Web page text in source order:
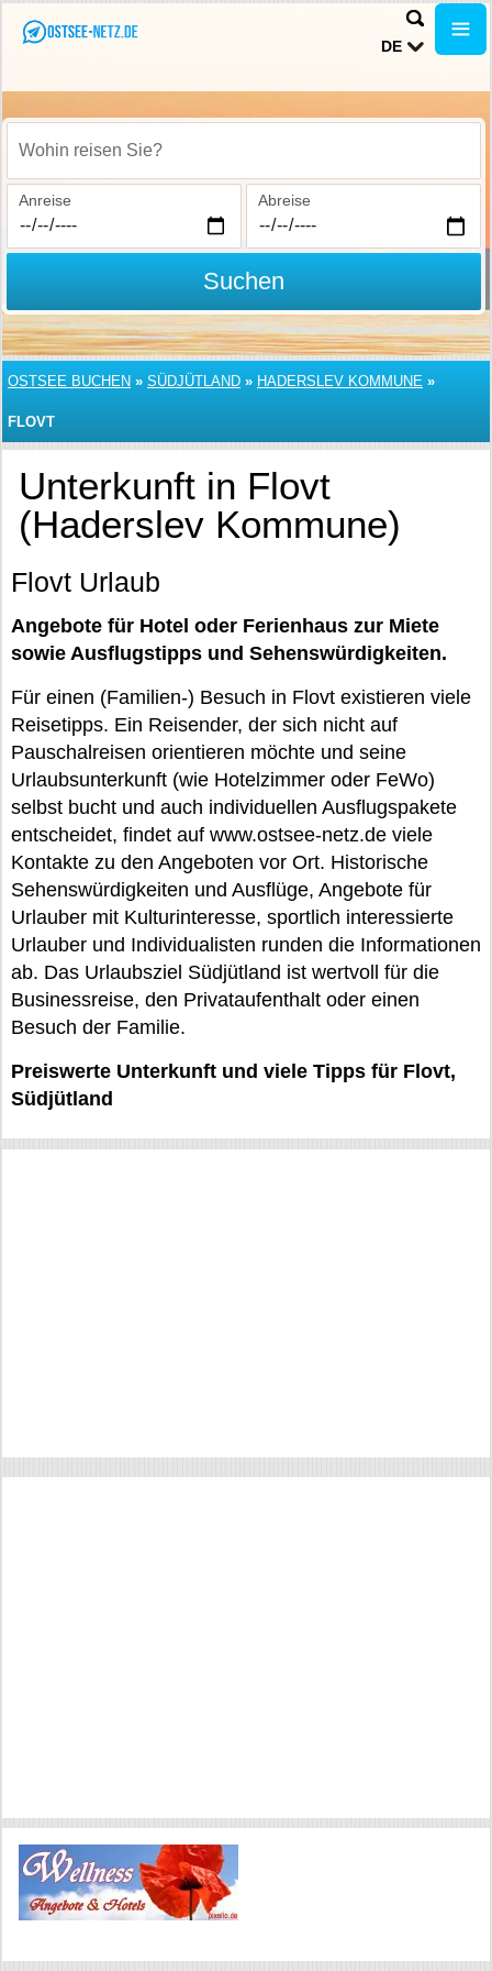
DE
Wohin reisen Sie?
Anreise Abreise
Suchen
OSTSEE BUCHEN » SÜDJÜTLAND » HADERSLEV KOMMUNE »
FLOVT
Unterkunft in Flovt
(Haderslev Kommune)
Flovt Urlaub
Angebote für Hotel oder Ferienhaus zur Miete
sowie Ausflugstipps und Sehenswürdigkeiten.
Für einen (Familien-) Besuch in Flovt existieren viele
Reisetipps. Ein Reisender, der sich nicht auf
Pauschalreisen orientieren möchte und seine
Urlaubsunterkunft (wie Hotelzimmer oder FeWo)
selbst bucht und auch individuellen Ausflugspakete
entscheidet, findet auf www.ostsee-netz.de viele
Kontakte zu den Angeboten vor Ort. Historische
Sehenswürdigkeiten und Ausflüge, Angebote für
Urlauber mit Kulturinteresse, sportlich interessierte
Urlauber und Individualisten runden die Informationen
ab. Das Urlaubsziel Südjütland ist wertvoll für die
Businessreise, den Privataufenthalt oder einen
Besuch der Familie.
Preiswerte Unterkunft und viele Tipps für Flovt,
Südjütland